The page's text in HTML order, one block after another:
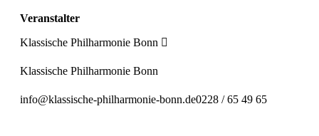
Veranstalter
Klassische Philharmonie Bonn
Klassische Philharmonie Bonn
info@klassische-philharmonie-bonn.de0228 / 65 49 65